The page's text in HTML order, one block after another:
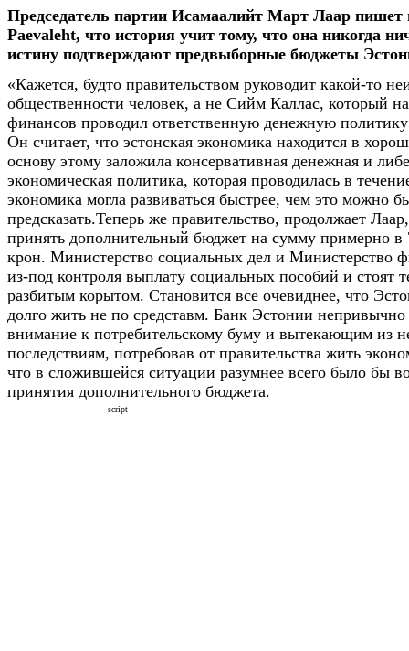
Председатель партии Исамаалийт Март Лаар пишет
Paevaleht, что история учит тому, что она никогда
истину подтверждают предвыборные бюджеты
«Кажется, будто правительством руководит какой-то
общественности человек, а не Сийм Каллас, который
финансов проводил ответственную денежную
Он считает, что эстонская экономика находится в
основу этому заложила консервативная денежная и
экономическая политика, которая проводилась в
экономика могла развиваться быстрее, чем это можно
предсказать.Теперь же правительство, продолжает
принять дополнительный бюджет на сумму примерно в
крон. Министерство социальных дел и Министерство
из-под контроля выплату социальных пособий и стоят
разбитым корытом. Становится все очевиднее, что
долго жить не по средставм. Банк Эстонии непривычно
внимание к потребительскому буму и вытекающим из
последствиям, потребовав от правительства жить
что в сложившейся ситуации разумнее всего было бы
принятия дополнительного бюджета.
script